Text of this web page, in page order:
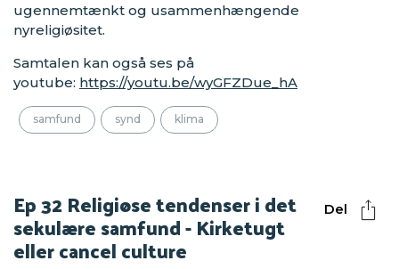
ugennemtænkt og usammenhængende
nyreligiøsitet.
Samtalen kan også ses på
youtube: https://youtu.be/wyGFZDue_hA
samfund synd klima
Del
Ep 32 Religiøse tendenser i det
sekulære samfund - Kirketugt
eller cancel culture